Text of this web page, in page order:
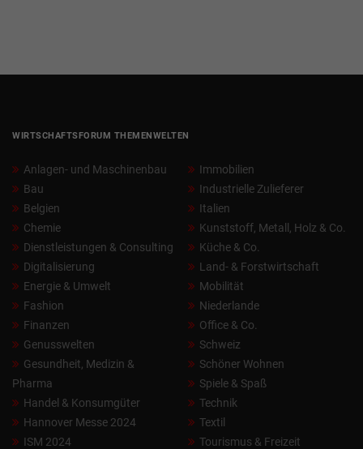
WIRTSCHAFTSFORUM THEMENWELTEN
Anlagen- und Maschinenbau
Bau
Belgien
Chemie
Dienstleistungen & Consulting
Digitalisierung
Energie & Umwelt
Fashion
Finanzen
Genusswelten
Gesundheit, Medizin &
Pharma
Handel & Konsumgüter
Hannover Messe 2024
ISM 2024
Immobilien
Industrielle Zulieferer
Italien
Kunststoff, Metall, Holz & Co.
Küche & Co.
Land- & Forstwirtschaft
Mobilität
Niederlande
Office & Co.
Schweiz
Schöner Wohnen
Spiele & Spaß
Technik
Textil
Tourismus & Freizeit